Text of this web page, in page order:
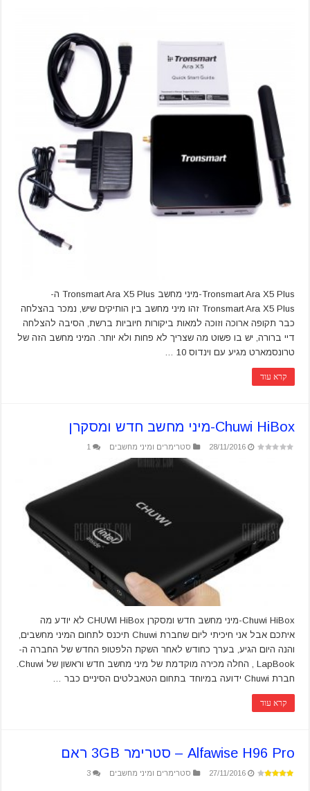
Tronsmart Ara X5 Plus-מיני מחשב Tronsmart Ara X5 Plus ה-
Tronsmart Ara X5 Plus זהו מיני מחשב בין הותיקים שיש, נמכר בהצלחה
כבר תקופה ארוכה וזוכה למאות ביקורות חיוביות ברשת, הסיבה להצלחה
דיי ברורה, יש בו פשוט מה שצריך לא פחות ולא יותר. המיני מחשב הזה של
טרונסמארט מגיע עם וינדוס 10 …
קרא עוד
Chuwi HiBox-מיני מחשב חדש ומסקרן
28/11/2016 סטרימרים ומיני מחשבים 1
Chuwi HiBox-מיני מחשב חדש ומסקרן CHUWI HiBox לא יודע מה
איתכם אבל אני חיכיתי ליום שחברת Chuwi תיכנס לתחום המיני מחשבים,
והנה היום הגיע, בערך כחודש לאחר השקת הלפטופ החדש של החברה ה-
LapBook , החלה מכירה מוקדמת של מיני מחשב חדש וראשון של Chuwi.
חברת Chuwi ידועה במיוחד בתחום הטאבלטים הסיניים כבר …
קרא עוד
Alfawise H96 Pro – סטרימר 3GB ראם
27/11/2016 סטרימרים ומיני מחשבים 3